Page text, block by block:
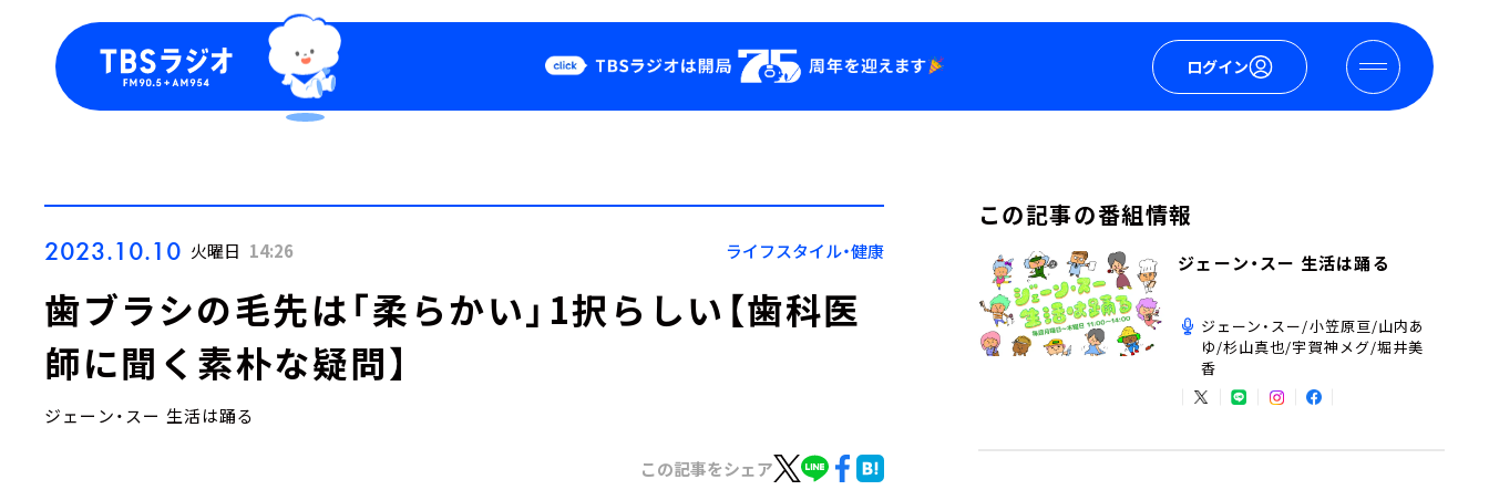
ログイン
Podcast
YouTube
会社情報
2023.10.10 火曜日 14:26 ライフスタイル・健康
歯ブラシの毛先は「柔らかい」1択らしい【歯科医
師に聞く素朴な疑問】
ジェーン・スー 生活は踊る
この記事をシェア
この記事の番組情報
ジェーン・スー 生活は踊る
ジェーン・スー/小笠原亘/山内あ
ゆ/杉山真也/宇賀神メグ/堀井美
香